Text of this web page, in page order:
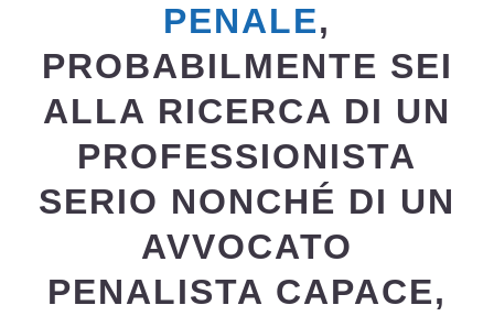
PENALE,
PROBABILMENTE SEI
ALLA RICERCA DI UN
PROFESSIONISTA
SERIO NONCHÉ DI UN
AVVOCATO
PENALISTA CAPACE,